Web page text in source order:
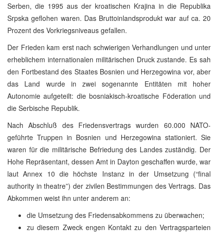
Serben, die 1995 aus der kroatischen Krajina in die Republika
Srpska geflohen waren. Das Bruttoinlandsprodukt war auf ca. 20
Prozent des Vorkriegsniveaus gefallen.
Der Frieden kam erst nach schwierigen Verhandlungen und unter
erheblichem internationalen militärischen Druck zustande. Es sah
den Fortbestand des Staates Bosnien und Herzegowina vor, aber
das Land wurde in zwei sogenannte Entitäten mit hoher
Autonomie aufgeteilt: die bosniakisch-kroatische Föderation und
die Serbische Republik.
Nach Abschluß des Friedensvertrags wurden 60.000 NATO-
geführte Truppen in Bosnien und Herzegowina stationiert. Sie
waren für die militärische Befriedung des Landes zuständig. Der
Hohe Repräsentant, dessen Amt in Dayton geschaffen wurde, war
laut Annex 10 die höchste Instanz in der Umsetzung (“final
authority in theatre”) der zivilen Bestimmungen des Vertrags. Das
Abkommen weist ihn unter anderem an:
die Umsetzung des Friedensabkommens zu überwachen;
zu diesem Zweck engen Kontakt zu den Vertragsparteien